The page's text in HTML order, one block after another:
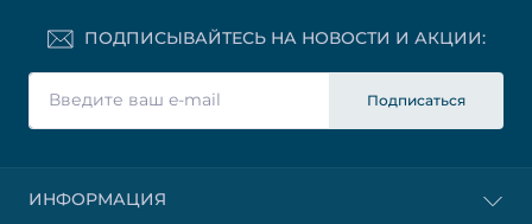
ПОДПИСЫВАЙТЕСЬ НА НОВОСТИ И АКЦИИ:
Подписаться
ИНФОРМАЦИЯ